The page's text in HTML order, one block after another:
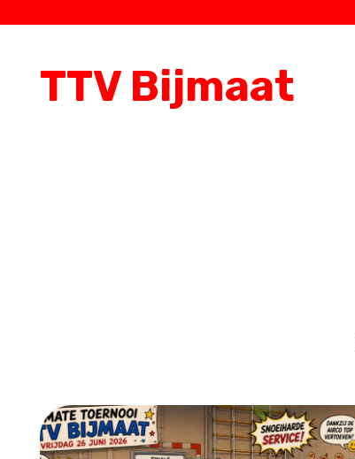
TTV Bijmaat